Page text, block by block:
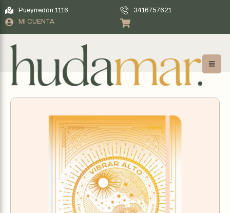
Pueyrredón 1116
3416757621
MI CUENTA